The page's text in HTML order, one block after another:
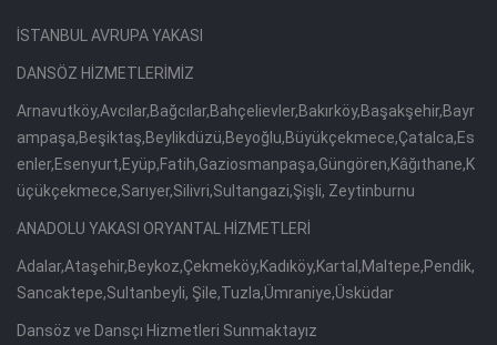
İSTANBUL AVRUPA YAKASI
DANSÖZ HİZMETLERİMİZ
Arnavutköy,Avcılar,Bağcılar,Bahçelievler,Bakırköy,Başakşehir,Bayr
ampaşa,Beşiktaş,Beylikdüzü,Beyoğlu,Büyükçekmece,Çatalca,Es
enler,Esenyurt,Eyüp,Fatih,Gaziosmanpaşa,Güngören,Kâğıthane,K
üçükçekmece,Sarıyer,Silivri,Sultangazi,Şişli, Zeytinburnu
ANADOLU YAKASI ORYANTAL HİZMETLERİ
Adalar,Ataşehir,Beykoz,Çekmeköy,Kadıköy,Kartal,Maltepe,Pendik,
Sancaktepe,Sultanbeyli, Şile,Tuzla,Ümraniye,Üsküdar
Dansöz ve Dansçı Hizmetleri Sunmaktayız